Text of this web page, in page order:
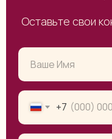
Оставьте свои
+7